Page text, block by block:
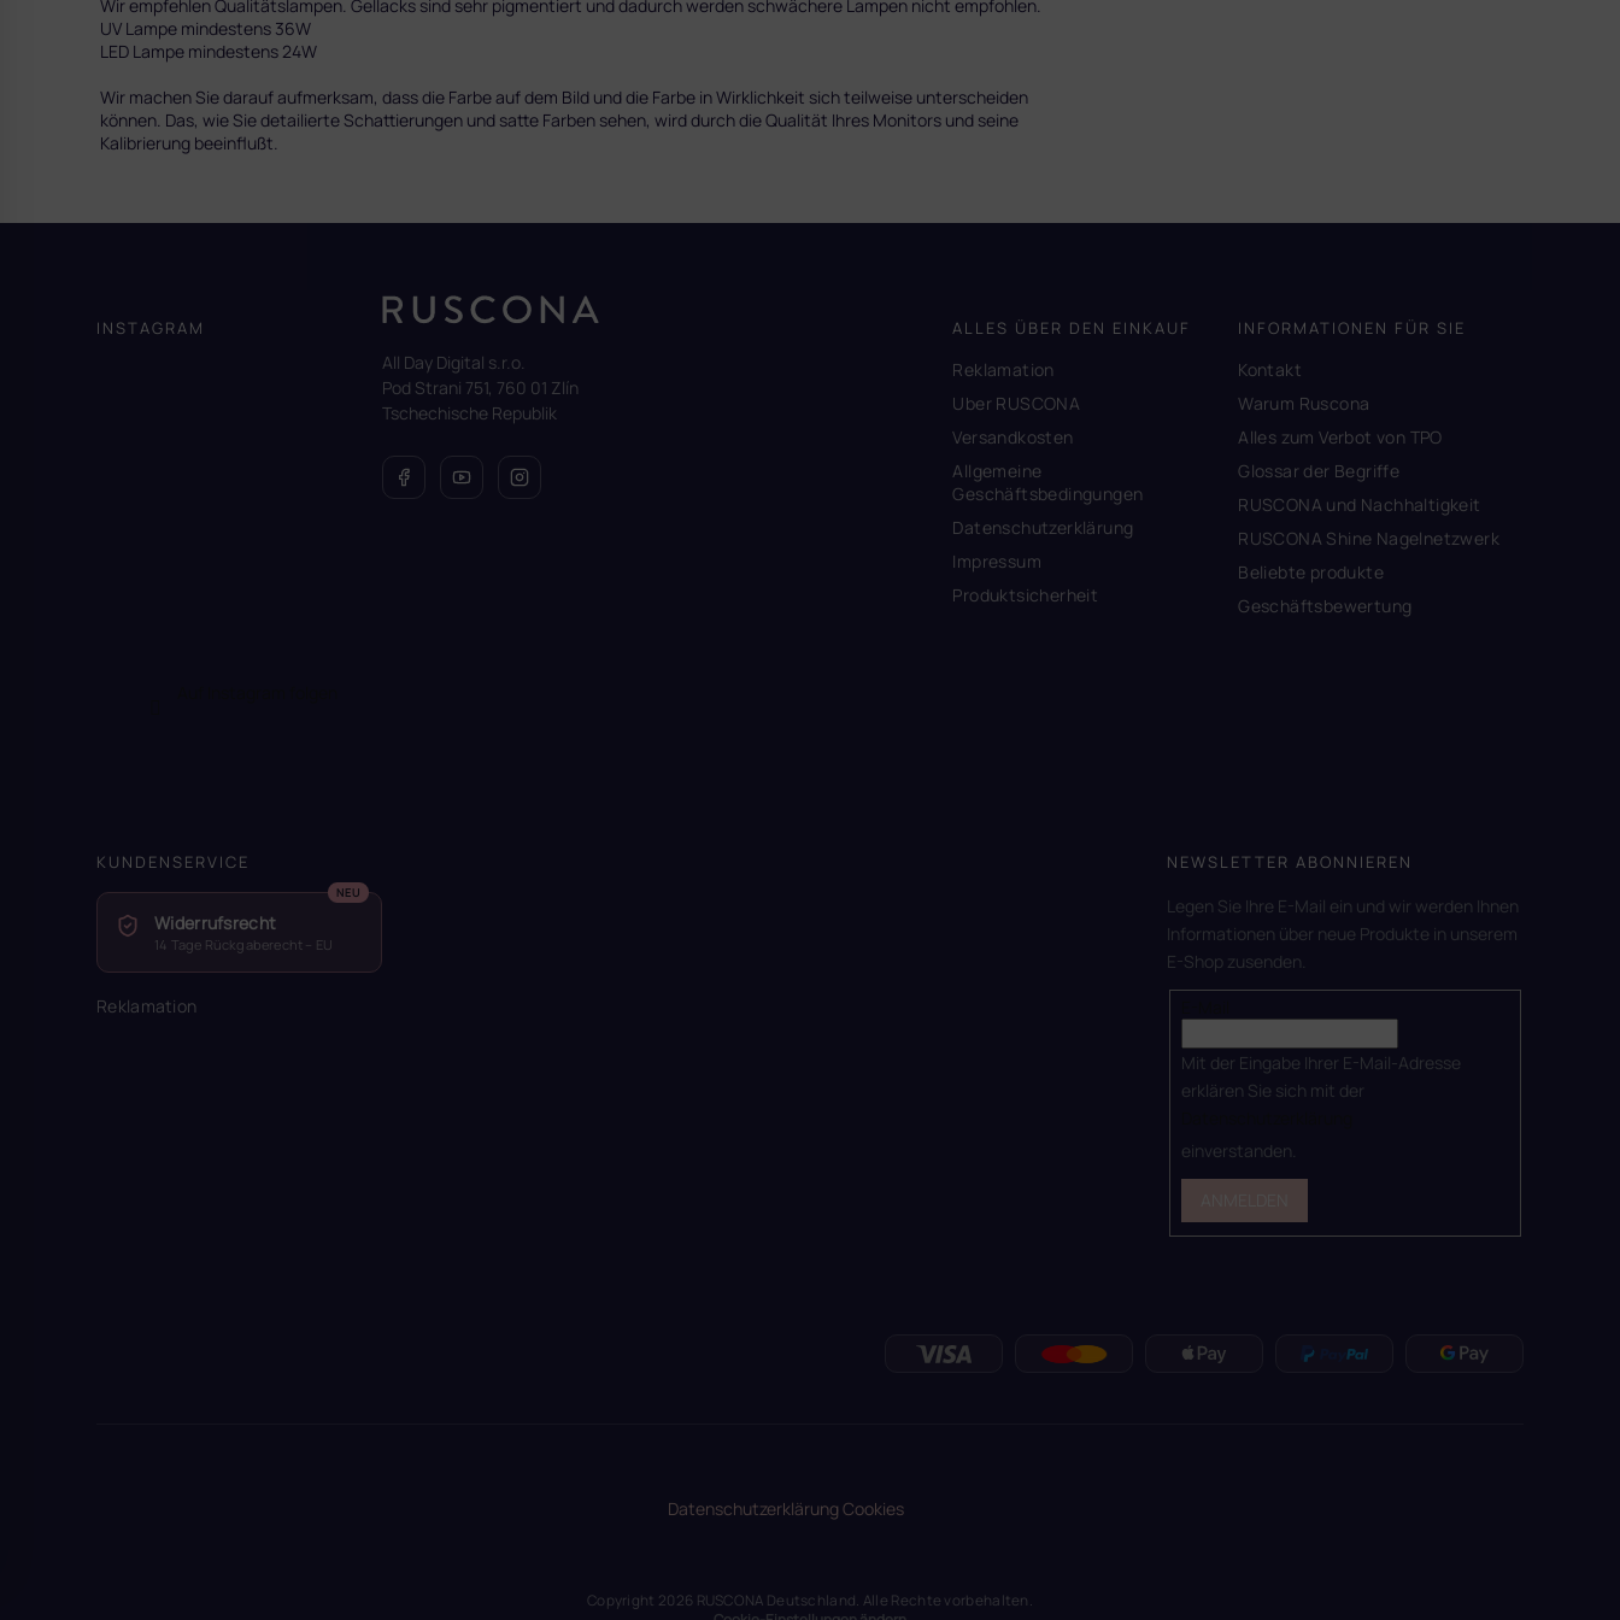
Wir empfehlen Qualitätslampen. Gellacks sind sehr pigmentiert und dadurch werden schwächere Lampen nicht empfohlen.
UV Lampe mindestens 36W
LED Lampe mindestens 24W
Wir machen Sie darauf aufmerksam, dass die Farbe auf dem Bild und die Farbe in Wirklichkeit sich teilweise unterscheiden
können. Das, wie Sie detailierte Schattierungen und satte Farben sehen, wird durch die Qualität Ihres Monitors und seine
Kalibrierung beeinflußt.
e
INSTAGRAM
All Day Digital s.r.o.
Pod Strani 751, 760 01 Zlín
Tschechische Republik
ALLES ÜBER DEN EINKAUF
Reklamation
Uber RUSCONA
Versandkosten
Allgemeine
Geschäftsbedingungen
Datenschutzerklärung
Impressum
Produktsicherheit
INFORMATIONEN FÜR SIE
Kontakt
Warum Ruscona
Alles zum Verbot von TPO
Glossar der Begriffe
RUSCONA und Nachhaltigkeit
RUSCONA Shine Nagelnetzwerk
Beliebte produkte
Geschäftsbewertung
KUNDENSERVICE
Widerrufsrecht
14 Tage Rückgaberecht – EU
Reklamation
NEWSLETTER ABONNIEREN
Legen Sie Ihre E-Mail ein und wir werden Ihnen
Informationen über neue Produkte in unserem
E-Shop zusenden.
Mit der Eingabe Ihrer E-Mail-Adresse
erklären Sie sich mit der
einverstanden.
DatenschutzerklärungCookies
Copyright 2026 RUSCONA Deutschland. Alle Rechte vorbehalten.